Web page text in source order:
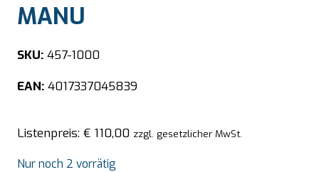
MANU
SKU: 457-1000
EAN: 4017337045839
Listenpreis: € 110,00 zzgl. gesetzlicher MwSt.
Nur noch 2 vorrätig